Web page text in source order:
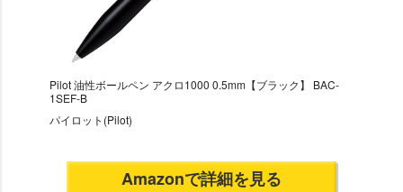
Pilot 油性ボールペン アクロ1000 0.5mm【ブラック】 BAC-
1SEF-B
パイロット(Pilot)
Amazonで詳細を見る